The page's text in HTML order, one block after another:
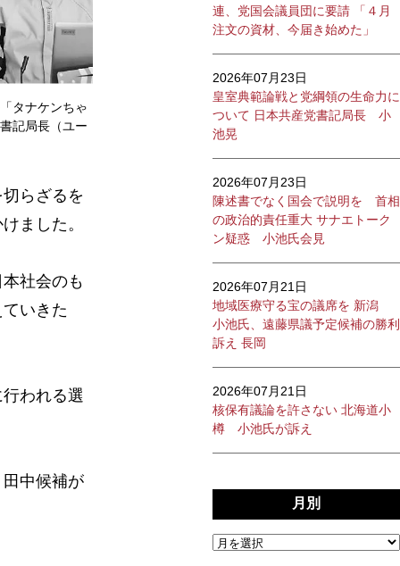
タナケンちゃ
記局長（ユー
らざるを
ました。
社会のも
いきた
われる選
中候補が
連、党国会議員団に要請 「４月
注文の資材、今届き始めた」
2026年07月23日
皇室典範論戦と党綱領の生命力に
ついて 日本共産党書記局長 小
池晃
2026年07月23日
陳述書でなく国会で説明を 首相
の政治的責任重大 サナエトーク
ン疑惑 小池氏会見
2026年07月21日
地域医療守る宝の議席を 新潟
小池氏、遠藤県議予定候補の勝利
訴え 長岡
2026年07月21日
核保有議論を許さない 北海道小
樽 小池氏が訴え
月別